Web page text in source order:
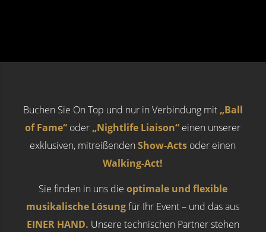
Buchen Sie On Top und nur in Verbindung mit „Ball
of Fame“ oder „Nightlife Liaison“ einen unserer
exklusiven, mitreißendenShow-Acts oder einen
Walking-Act!
Sie finden in uns die optimale und flexible
musikalische Lösungfür Ihr Event – und das aus
EINER HAND. Unsere technischen Partner stehen